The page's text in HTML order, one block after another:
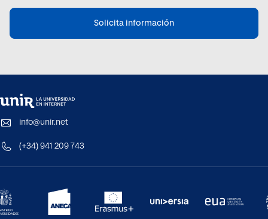
Solicita información
info@unir.net
(+34) 941 209 743